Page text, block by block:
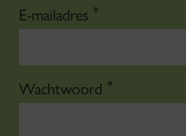
E-mailadres *
Wachtwoord *